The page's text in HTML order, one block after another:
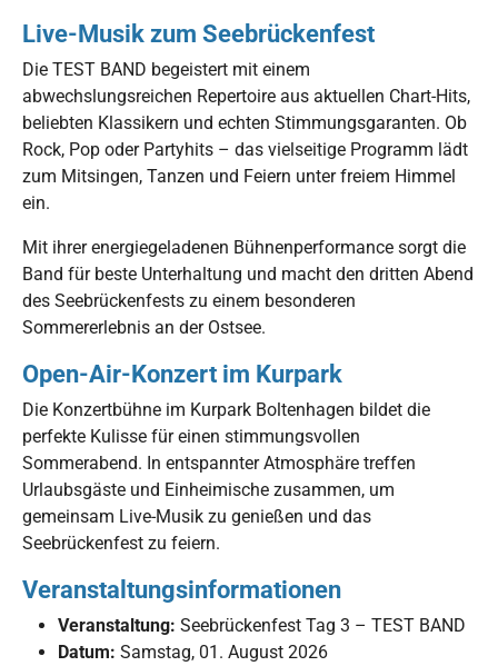
Live-Musik zum Seebrückenfest
Die TEST BAND begeistert mit einem
abwechslungsreichen Repertoire aus aktuellen Chart-Hits,
beliebten Klassikern und echten Stimmungsgaranten. Ob
Rock, Pop oder Partyhits – das vielseitige Programm lädt
zum Mitsingen, Tanzen und Feiern unter freiem Himmel
ein.
Mit ihrer energiegeladenen Bühnenperformance sorgt die
Band für beste Unterhaltung und macht den dritten Abend
des Seebrückenfests zu einem besonderen
Sommererlebnis an der Ostsee.
Open-Air-Konzert im Kurpark
Die Konzertbühne im Kurpark Boltenhagen bildet die
perfekte Kulisse für einen stimmungsvollen
Sommerabend. In entspannter Atmosphäre treffen
Urlaubsgäste und Einheimische zusammen, um
gemeinsam Live-Musik zu genießen und das
Seebrückenfest zu feiern.
Veranstaltungsinformationen
Veranstaltung: Seebrückenfest Tag 3 – TEST BAND
Datum: Samstag, 01. August 2026